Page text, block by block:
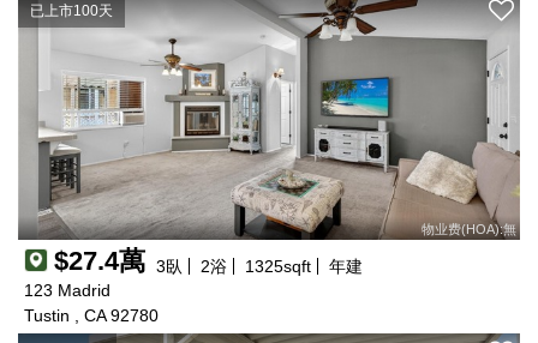
已上市100天
物业费(HOA):無
$27.4萬 3臥 2浴 1325sqft
年建
123 Madrid
Tustin , CA 92780